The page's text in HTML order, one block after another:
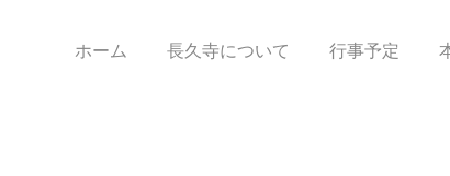
ホーム 長久寺について 行事予定